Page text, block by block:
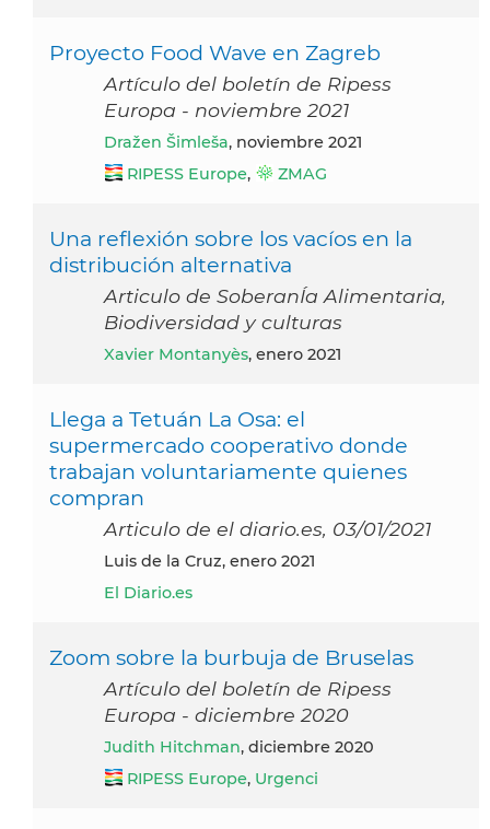
Proyecto Food Wave en Zagreb
Artículo del boletín de Ripess
Europa - noviembre 2021
Dražen Šimleša, noviembre 2021
RIPESS Europe, ZMAG
Una reflexión sobre los vacíos en la
distribución alternativa
Articulo de SoberanÍa Alimentaria,
Biodiversidad y culturas
Xavier Montanyès, enero 2021
Llega a Tetuán La Osa: el
supermercado cooperativo donde
trabajan voluntariamente quienes
compran
Articulo de el diario.es, 03/01/2021
Luis de la Cruz, enero 2021
El Diario.es
Zoom sobre la burbuja de Bruselas
Artículo del boletín de Ripess
Europa - diciembre 2020
Judith Hitchman, diciembre 2020
RIPESS Europe, Urgenci